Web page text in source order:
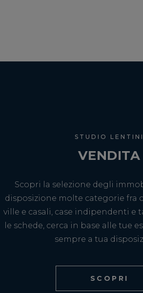
STUDIO LENTINI
VENDITA
Scopri la selezione degli
disposizione molte categorie fra
ville e casali, case indipendenti e
le schede, cerca in base alle tue
sempre a tua
SCOPRI